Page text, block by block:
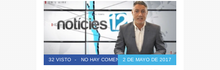
32 VISTO - NO HAY COMENTARIOS2 DE MAYO DE 2017